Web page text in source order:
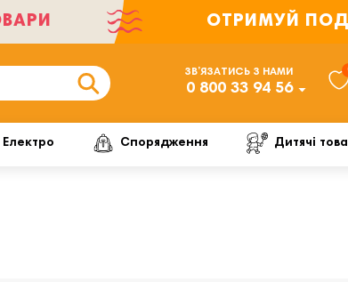
ОТРИМУЙ
ЗВ’ЯЗАТИСЬ З НАМИ
0 800 33 94 56
Електро Спорядження Дитячі